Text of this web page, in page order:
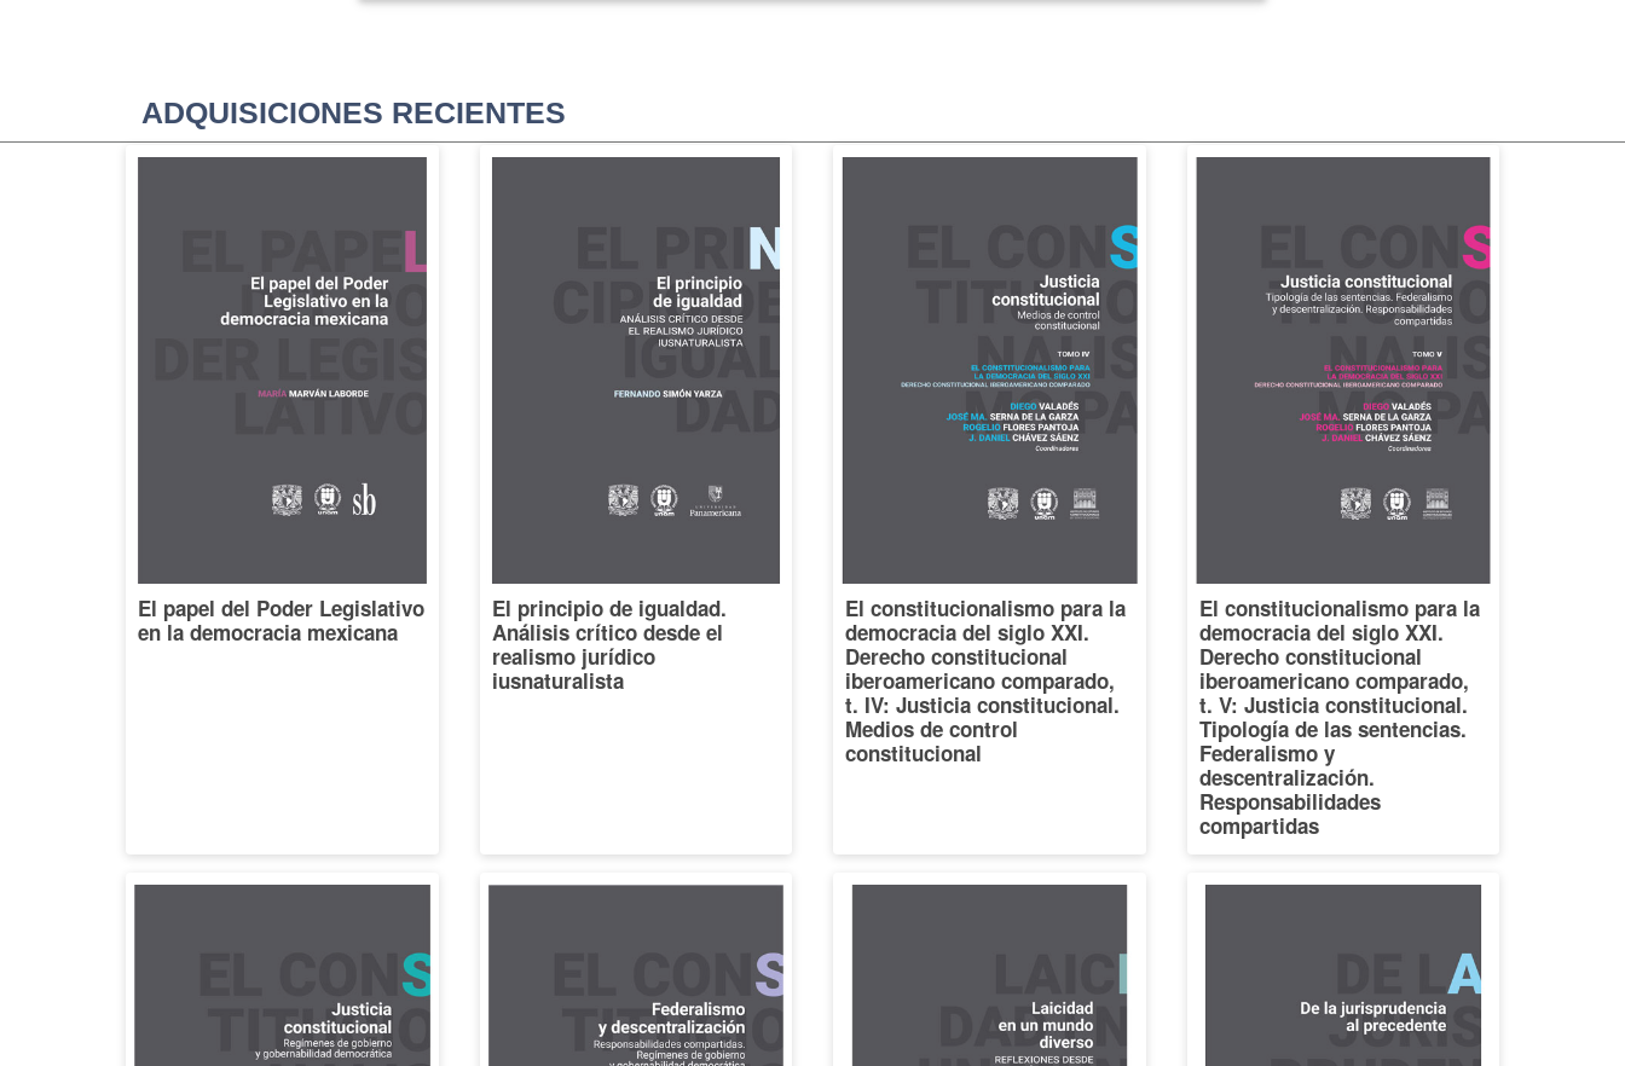
ADQUISICIONES RECIENTES
El papel del Poder Legislativo
en la democracia mexicana
El principio de igualdad.
Análisis crítico desde el
realismo jurídico
iusnaturalista
El constitucionalismo para la
democracia del siglo XXI.
Derecho constitucional
iberoamericano comparado,
t. IV: Justicia constitucional.
Medios de control
constitucional
El constitucionalismo para la
democracia del siglo XXI.
Derecho constitucional
iberoamericano comparado,
t. V: Justicia constitucional.
Tipología de las sentencias.
Federalismo y
descentralización.
Responsabilidades
compartidas